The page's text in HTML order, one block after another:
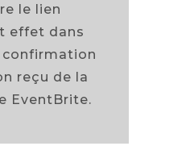
le lien
effet dans
confirmation
reçu de la
EventBrite.